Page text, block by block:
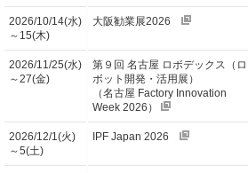
2026/10/14(水)
～15(木)
大阪勧業展2026
2026/11/25(水)
～27(金)
第９回 名古屋 ロボデックス（ロ
ボット開発・活用展）
（名古屋 Factory Innovation
Week 2026）
2026/12/1(火)
～5(土)
IPF Japan 2026